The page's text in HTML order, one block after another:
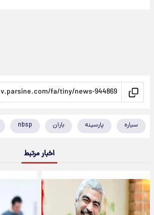
سیاره پارسینه باران nbsp
اخبار مرتبط